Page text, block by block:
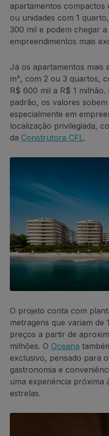
apartamentos
ou unidades com 1
300 mil e podem chegar
empreendimentos mais
Já os apartamentos mais
m², com 2 ou 3 quartos,
R$ 600 mil a R$ 1
padrão, os valores
especialmente em
localização privilegiada,
da Construtora CFL.
O projeto conta com
metragens que variam de
preços a partir de
milhões. O Oceana
exclusivo, pensado para
gastronomia e
uma experiência próxima
estrelas.